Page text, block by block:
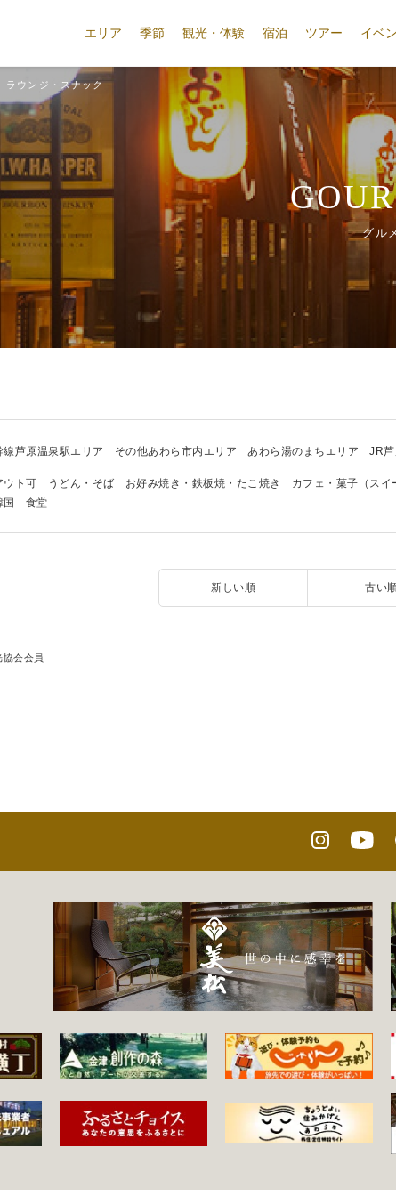
エリア 季節 観光・体験 宿泊 ツアー イベ
ラウンジ・スナック
グル
線芦原温泉駅エリア その他あわら市内エリア あわら湯のまちエリア JR
ウト可 うどん・そば お好み焼き・鉄板焼・たこ焼き カフェ・菓子（スイ
食堂
新しい順 古い
協会会員